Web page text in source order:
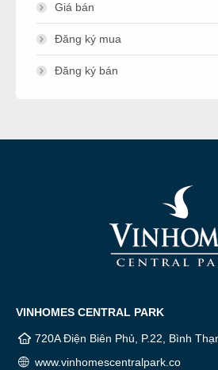
Giá bán
Đăng ký mua
Đăng ký bán
VINHOMES CENTRAL PARK
720A Điện Biên Phủ, P.22, Bình
www.vinhomescentralpark.co